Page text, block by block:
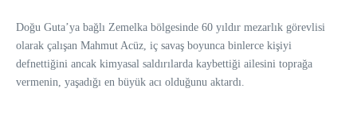
Doğu Guta’ya bağlı Zemelka bölgesinde 60 yıldır mezarlık görevlisi
olarak çalışan Mahmut Acüz, iç savaş boyunca binlerce kişiyi
defnettiğini ancak kimyasal saldırılarda kaybettiği ailesini toprağa
vermenin, yaşadığı en büyük acı olduğunu aktardı.